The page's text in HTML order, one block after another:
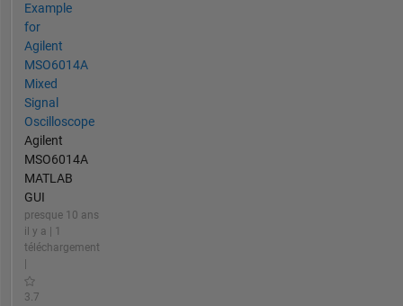
Example
for
Agilent
MSO6014A
Mixed
Signal
Oscilloscope
Agilent
MSO6014A
MATLAB
GUI
presque 10 ans
il y a | 1
téléchargement
3.7